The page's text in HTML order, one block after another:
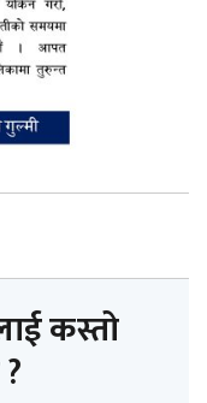
कस्तो